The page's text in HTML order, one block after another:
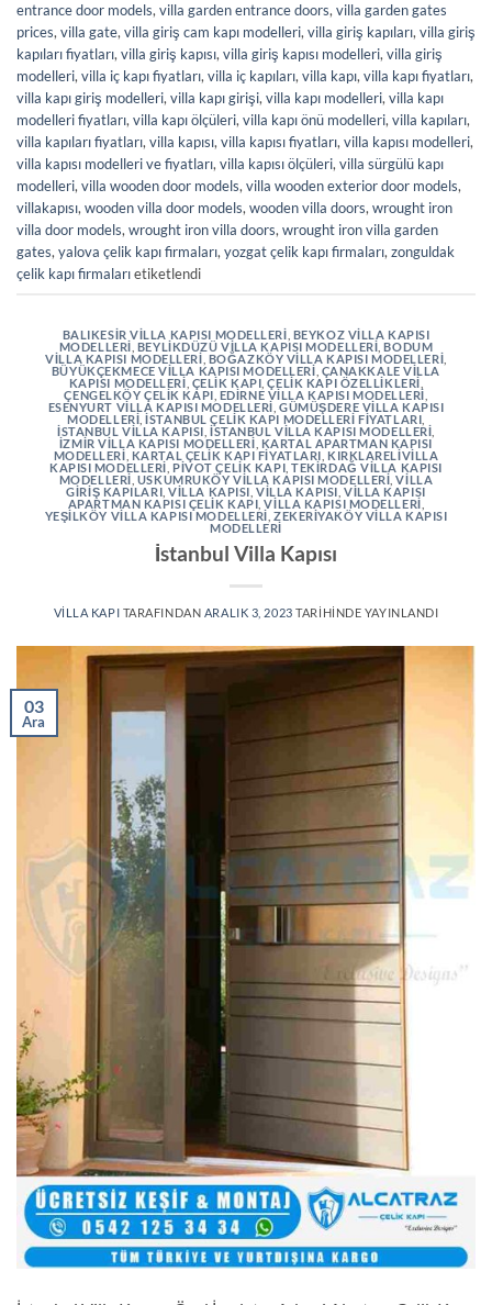
entrance door models,villa garden entrance doors,villa garden gates
prices,villa gate,villa giriş cam kapı modelleri,villa giriş kapıları,villa giriş
kapıları fiyatları,villa giriş kapısı,villa giriş kapısı modelleri,villa giriş
modelleri,villa iç kapı fiyatları,villa iç kapıları,villa kapı,villa kapı fiyatları,
villa kapı giriş modelleri,villa kapı girişi,villa kapı modelleri,villa kapı
modelleri fiyatları,villa kapı ölçüleri,villa kapı önü modelleri,villa kapıları,
villa kapıları fiyatları,villa kapısı,villa kapısı fiyatları,villa kapısı modelleri,
villa kapısı modelleri ve fiyatları,villa kapısı ölçüleri,villa sürgülü kapı
modelleri,villa wooden door models,villa wooden exterior door models,
villakapısı,wooden villa door models,wooden villa doors,wrought iron
villa door models,wrought iron villa doors,wrought iron villa garden
gates,yalova çelik kapı firmaları,yozgat çelik kapı firmaları,zonguldak
çelik kapı firmalarıetiketlendi
BALIKESIR VILLA KAPISI MODELLERI BEYKOZ VILLA KAPISI
MODELLERI BEYLIKDÜZÜ VILLA KAPISI MODELLERI ,BODUM
VILLA KAPISI MODELLERI BOĞAZKÖY VILLA KAPISI MODELLERI
BÜYÜKÇEKMECE VILLA KAPISI MODELLERI ÇANAKKALE VILLA
KAPISI MODELLERI ÇELIK KAPI ,ÇELIK KAPI ÖZELLIKLERI
ÇENGELKÖY ÇELIK KAPI EDIRNE VILLA KAPISI MODELLERI
ESENYURT VILLA KAPISI MODELLERI ,GÜMÜŞDERE VILLA KAPISI
MODELLERI ,İSTANBUL ÇELIK KAPI MODELLERI FIYATLARI
İSTANBUL VILLA KAPISI İSTANBUL VILLA KAPISI MODELLERI
İZMIR VILLA KAPISI MODELLERI KARTAL APARTMAN KAPISI
MODELLERI KARTAL ÇELIK KAPI FIYATLARI KIRKLARELIVILLA
KAPISI MODELLERI PIVOT ÇELIK KAPI ,TEKIRDAĞ VILLA KAPISI
MODELLERI USKUMRUKÖY VILLA KAPISI MODELLERI ,VILLA
GIRIŞ KAPILARI ,VILLA KAPISI ,VILLA KAPISI VILLA KAPISI
APARTMAN KAPISI ÇELIK KAPI ,VILLA KAPISI MODELLERI
YEŞILKÖY VILLA KAPISI MODELLERI ,ZEKERIYAKÖY VILLA KAPISI
MODELLERI
İstanbul Villa Kapısı
VILLA KAPI TARAFINDAN ARALIK 3, 2023 TARIHINDE YAYINLANDI
03
Ara